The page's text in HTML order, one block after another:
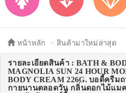
หน้าหลัก สินค้ามาใหม่ล่าสุด
รายละเอียดสินค้า : BATH &
MAGNOLIA SUN 24 HOUR
BODY CREAM 226G. บอดี้ครี
กายนานตลอดวัน กลิ่นดอกไม้แม